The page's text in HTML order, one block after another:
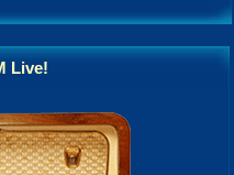
Live!